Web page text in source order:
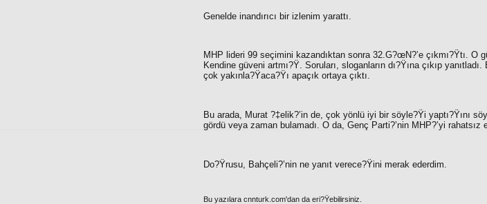
Genelde inandırıcı bir izlenim yarattı.
MHP lideri 99 seçimini kazandıktan sonra 32.G?œN?’e çıkmı?Ÿtı. O
Kendine güveni artmı?Ÿ. Soruları, sloganların dı?Ÿına çıkıp
çok yakınla?Ÿaca?Ÿı apaçık ortaya çıktı.
Bu arada, Murat ?‡elik?’in de, çok yönlü iyi bir söyle?Ÿi yaptı?Ÿını
gördü veya zaman bulamadı. O da, Genç Parti?’nin MHP?’yi rahatsız
Do?Ÿrusu, Bahçeli?’nin ne yanıt verece?Ÿini merak ederdim.
Bu yazılara cnnturk.com'dan da eri?Ÿebilirsiniz.